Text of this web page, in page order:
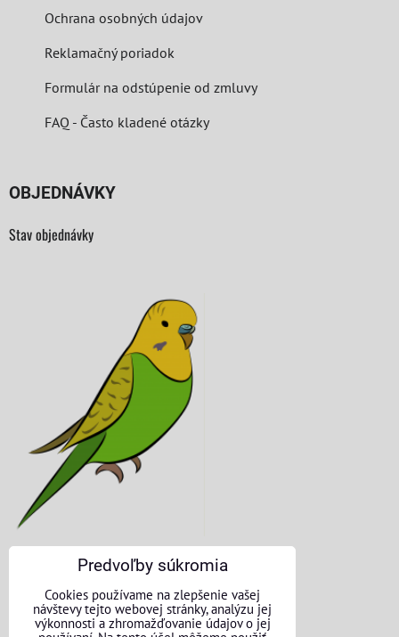
Ochrana osobných údajov
Reklamačný poriadok
Formulár na odstúpenie od zmluvy
FAQ - Často kladené otázky
OBJEDNÁVKY
Stav objednávky
KONTAKTNÉ ÚDAJE
O nás
Predvoľby súkromia
Cookies používame na zlepšenie vašej
návštevy tejto webovej stránky, analýzu jej
výkonnosti a zhromažďovanie údajov o jej